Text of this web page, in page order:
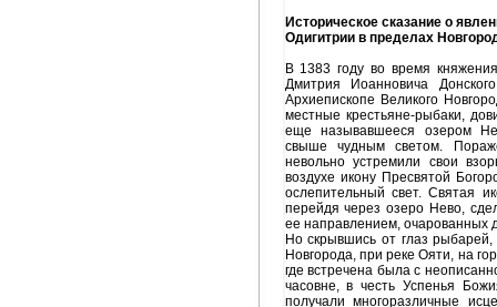
Историческое сказание о
Одигитрии в пределах
В 1383 году во время
Дмитрия Иоанновича
Архиепископе Великого
местные крестьяне-рыбаки,
еще называвшееся озером
свыше чудным светом.
невольно устремили свои
воздухе икону Пресвятой
ослепительный свет. Святая
перейдя через озеро Нево,
ее направлением, очарованных
Но скрывшись от глаз
Новгорода, при реке Ояти, на
где встречена была с
часовне, в честь Успенья
получали многоразличные